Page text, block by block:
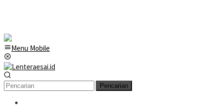
Menu Mobile
Pencarian